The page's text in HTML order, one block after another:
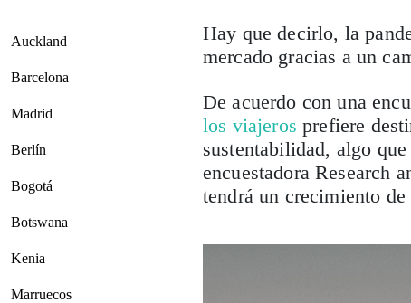
Auckland
Barcelona
Madrid
Berlín
Bogotá
Botswana
Kenia
Marruecos
Hay que decirlo, la
mercado gracias a un
De acuerdo con una
los viajeros prefiere
sustentabilidad, algo
encuestadora Research
tendrá un crecimiento